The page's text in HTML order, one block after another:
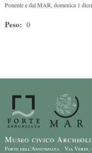
Ponente e dal MAR, domenica 1
Peso: 0
Museo civico
Forte dell'Annunziata Via Verdi,